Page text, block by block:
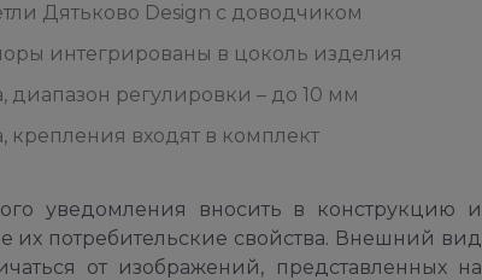
Дятьково Design с доводчиком
интегрированы в цоколь изделия
диапазон регулировки – до 10 мм
крепления входят в комплект
уведомления вносить в конструкцию и
потребительские свойства. Внешний вид
от изображений, представленных на